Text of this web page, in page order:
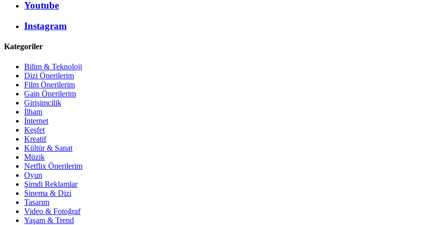
Youtube
Instagram
Kategoriler
Bilim & Teknoloji
Dizi Önerilerim
Film Önerilerim
Gain Önerilerim
Girişimcilik
İlham
İnternet
Keşfet
Kreatif
Kültür & Sanat
Müzik
Netflix Önerilerim
Oyun
Şimdi Reklamlar
Sinema & Dizi
Tasarım
Video & Fotoğraf
Yaşam & Trend